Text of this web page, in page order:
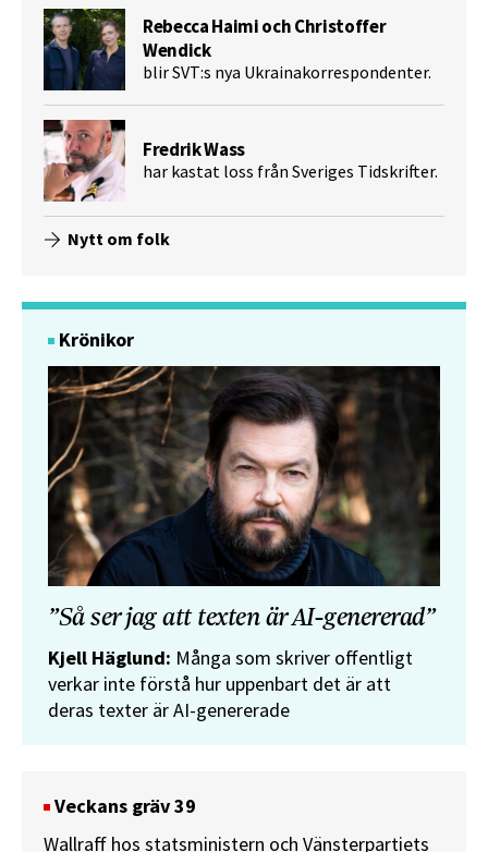
Rebecca Haimi och Christoffer
Wendick
blir SVT:s nya Ukrainakorrespondenter.
Fredrik Wass
har kastat loss från Sveriges Tidskrifter.
Nytt om folk
Krönikor
”Så ser jag att texten är AI-genererad”
Kjell Häglund: Många som skriver offentligt
verkar inte förstå hur uppenbart det är att
deras texter är AI-genererade
Veckans gräv 39
Wallraff hos statsministern och Vänsterpartiets